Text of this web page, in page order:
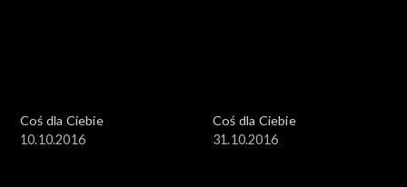
Coś dla Ciebie
10.10.2016
Coś dla Ciebie
31.10.2016